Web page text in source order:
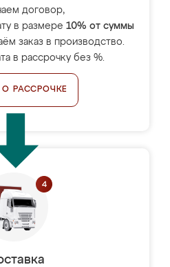
договор,
в размере 10% от суммы
заказ в производство.
в рассрочку без %.
О РАССРОЧКЕ